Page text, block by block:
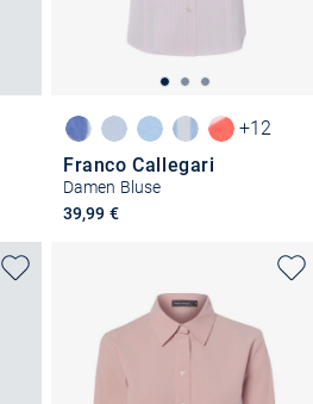
+12
Franco Callegari
Damen Bluse
39,99 €